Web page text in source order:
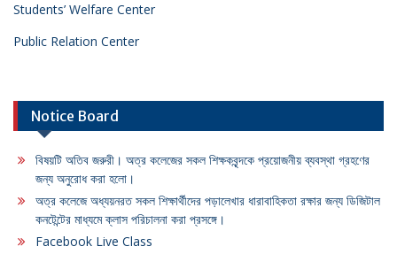
Students’ Welfare Center
Public Relation Center
Notice Board
বিষয়টি অতিব জরুরী। অত্র কলেজের সকল শিক্ষকবৃন্দকে প্রয়োজনীয় ব্যবস্থা গ্রহণের
জন্য অনুরোধ করা হলো।
অত্র কলেজে অধ্যয়নরত সকল শিক্ষার্থীদের পড়ালেখার ধারাবাহিকতা রক্ষার জন্য ডিজিটাল
কনটেন্টের মাধ্যমে ক্লাস পরিচালনা করা প্রসঙ্গে।
Facebook Live Class